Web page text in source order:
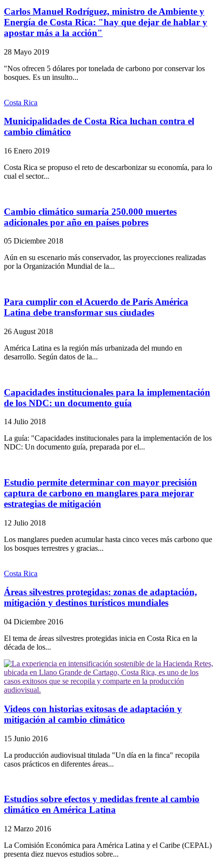
Carlos Manuel Rodríguez, ministro de Ambiente y
Energía de Costa Rica: "hay que dejar de hablar y
apostar más a la acción"
28 Mayo 2019
"Nos ofrecen 5 dólares por tonelada de carbono por conservar los
bosques. Es un insulto...
Costa Rica
Municipalidades de Costa Rica luchan contra el
cambio climático
16 Enero 2019
Costa Rica se propuso el reto de descarbonizar su economía, para lo
cual el sector...
Cambio climático sumaría 250.000 muertes
adicionales por año en países pobres
05 Diciembre 2018
Aún en su escenario más conservador, las proyecciones realizadas
por la Organización Mundial de la...
Para cumplir con el Acuerdo de París América
Latina debe transformar sus ciudades
26 August 2018
América Latina es la región más urbanizada del mundo en
desarrollo. Según datos de la...
Capacidades institucionales para la implementación
de los NDC: un documento guía
14 Julio 2018
La guía: "Capacidades institucionales para la implementación de los
NDC: Un documento guía, preparada por el...
Estudio permite determinar con mayor precisión
captura de carbono en manglares para mejorar
estrategias de mitigación
12 Julio 2018
Los manglares pueden acumular hasta cinco veces más carbono que
los bosques terrestres y gracias...
Costa Rica
Áreas silvestres protegidas: zonas de adaptación,
mitigación y destinos turísticos mundiales
04 Diciembre 2016
El tema de áreas silvestres protegidas inicia en Costa Rica en la
década de los...
Videos con historias exitosas de adaptación y
mitigación al cambio climático
15 Junio 2016
La producción audiovisual titulada "Un día en la finca" recopila
casos prácticos en diferentes áreas...
Estudios sobre efectos y medidas frente al cambio
climático en América Latina
12 Marzo 2016
La Comisión Económica para América Latina y el Caribe (CEPAL)
presenta diez nuevos estudios sobre...